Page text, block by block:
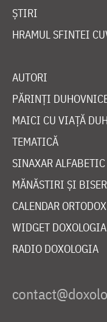
ȘTIRI
HRAMUL SFINTEI
AUTORI
PĂRINȚI
MAICI CU VIAȚĂ
TEMATICĂ
SINAXAR ALFABETIC
MĂNĂSTIRI ȘI
CALENDAR ORTODOX
WIDGET DOXOLOGIA
RADIO DOXOLOGIA